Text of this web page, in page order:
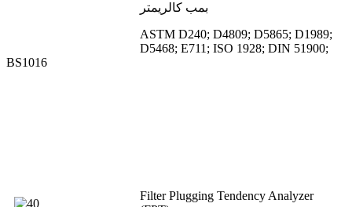
بمب کالریمتر
ASTM D240; D4809; D5865; D1989;
D5468; E711; ISO 1928; DIN 51900;
BS1016
Filter Plugging Tendency Analyzer